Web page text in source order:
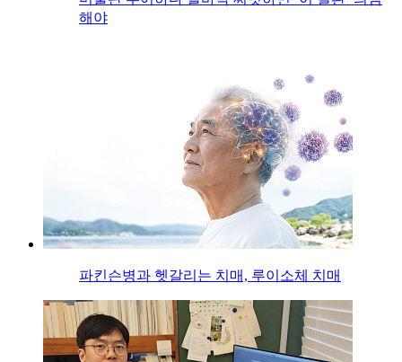
해야
파킨슨병과 헷갈리는 치매, 루이소체 치매